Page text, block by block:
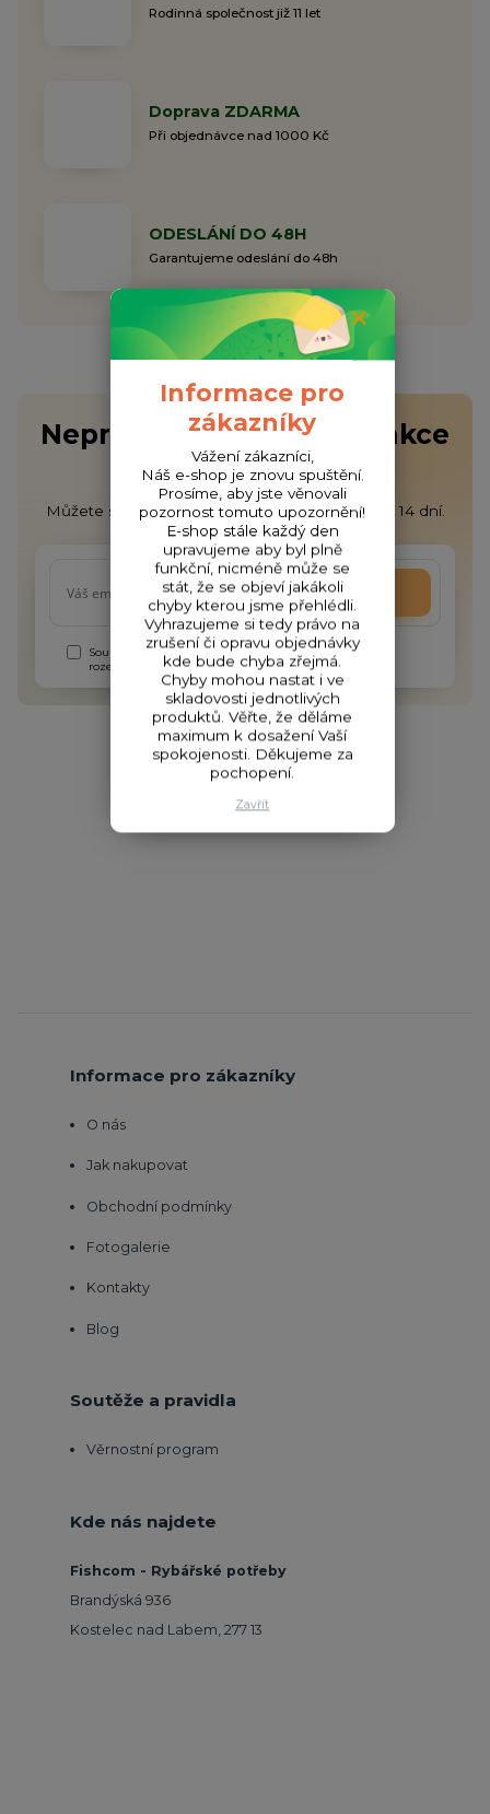
Rodinná společnost již 11 let
Doprava ZDARMA
Při objednávce nad 1000 Kč
ODESLÁNÍ DO 48H
Garantujeme odeslání do 48h
Nepropásněte novinky, akce
a slevy!
Můžete se kdykoli odhlásit. Zasíláme jednou za 14 dní.
Přihlásit se
Souhlasím sezpracováním osobních údajů za účelem
rozesílky newsletteru.
Informace pro zákazníky
O nás
Jak nakupovat
Obchodní podmínky
Fotogalerie
Kontakty
Blog
Soutěže a pravidla
Věrnostní program
Kde nás najdete
Fishcom - Rybářské potřeby
Brandýská 936
Kostelec nad Labem, 277 13
Informace pro
zákazníky
Vážení zákazníci,
Náš e-shop je znovu spuštění.
Prosíme, aby jste věnovali
pozornost tomuto upozornění!
E-shop stále každý den
upravujeme aby byl plně
funkční, nicméně může se
stát, že se objeví jakákoli
chyby kterou jsme přehlédli.
Vyhrazujeme si tedy právo na
zrušení či opravu objednávky
kde bude chyba zřejmá.
Chyby mohou nastat i ve
skladovosti jednotlivých
produktů. Věřte, že děláme
maximum k dosažení Vaší
spokojenosti. Děkujeme za
pochopení.
Zavřít